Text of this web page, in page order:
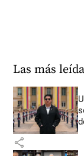
Las más
share